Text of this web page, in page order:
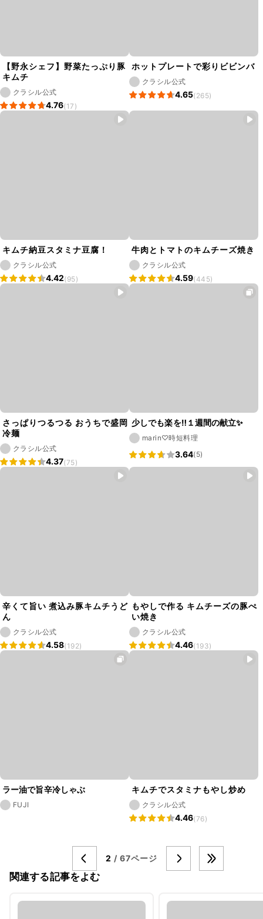
【野永シェフ】野菜たっぷり豚
キムチ
クラシル公式
4.76(17)
ホットプレートで彩りビビンバ
クラシル公式
4.65(265)
キムチ納豆スタミナ豆腐！
クラシル公式
4.42(95)
牛肉とトマトのキムチーズ焼き
クラシル公式
4.59(445)
さっぱりつるつる おうちで盛岡
冷麺
クラシル公式
4.37(75)
少しでも楽を‼︎１週間の献立✨
marin♡時短料理
3.64(5)
辛くて旨い 煮込み豚キムチうど
ん
クラシル公式
4.58(192)
もやしで作る キムチーズの豚ぺ
い焼き
クラシル公式
4.46(193)
ラー油で旨辛冷しゃぶ
FUJI
キムチでスタミナもやし炒め
クラシル公式
4.46(76)
2 / 67ページ
関連する記事をよむ